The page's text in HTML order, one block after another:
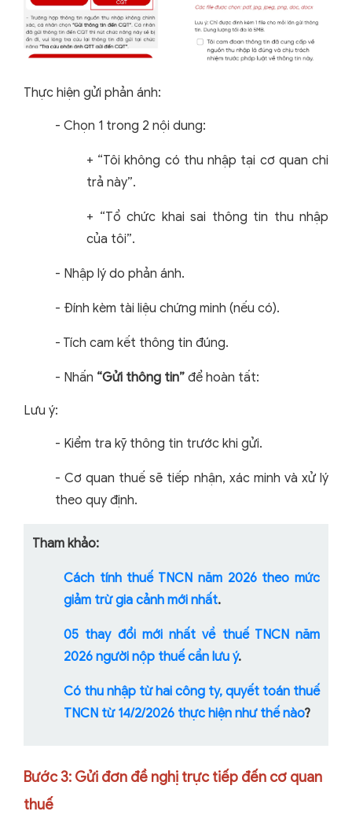
Thực hiện gửi phản ánh:
- Chọn 1 trong 2 nội dung:
+ “Tôi không có thu nhập tại cơ quan chi
trả này”.
+ “Tổ chức khai sai thông tin thu nhập
của tôi”.
- Nhập lý do phản ánh.
- Đính kèm tài liệu chứng minh (nếu có).
- Tích cam kết thông tin đúng.
- Nhấn “Gửi thông tin” để hoàn tất:
Lưu ý:
- Kiểm tra kỹ thông tin trước khi gửi.
- Cơ quan thuế sẽ tiếp nhận, xác minh và xử lý
theo quy định.
Tham khảo:
Cách tính thuế TNCN năm 2026 theo mức
giảm trừ gia cảnh mới nhất.
05 thay đổi mới nhất về thuế TNCN năm
2026 người nộp thuế cần lưu ý.
Có thu nhập từ hai công ty, quyết toán thuế
TNCN từ 14/2/2026 thực hiện như thế nào?
Bước 3: Gửi đơn đề nghị trực tiếp đến cơ quan
thuế